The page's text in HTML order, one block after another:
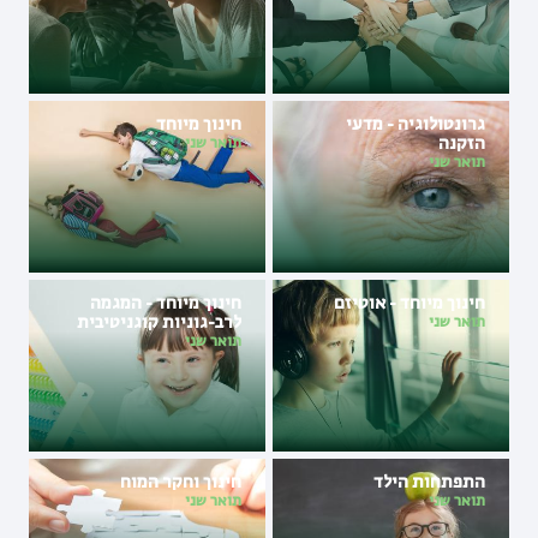
גרונטולוגיה - מדעי
הזקנה
תואר שני
חינוך מיוחד
תואר שני
חינוך מיוחד - אוטיזם
תואר שני
חינוך מיוחד - המגמה
לרב-גוניות קוגניטיבית
(מוגבלות שכלית)
תואר שני
התפתחות הילד
תואר שני
חינוך וחקר המוח
תואר שני